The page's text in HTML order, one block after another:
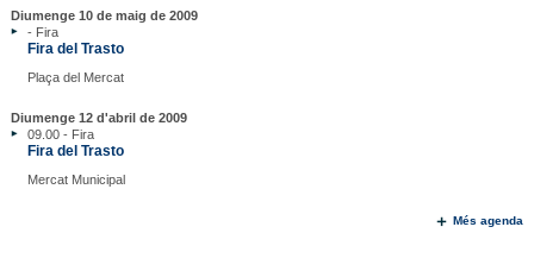
Diumenge 10 de maig de 2009
- Fira
Fira del Trasto
Plaça del Mercat
Diumenge 12 d'abril de 2009
09.00 - Fira
Fira del Trasto
Mercat Municipal
Més agenda